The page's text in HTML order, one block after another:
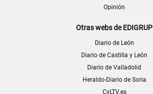
Opinión
Otras webs de EDIGRUP
Diario de León
Diario de Castilla y León
Diario de Valladolid
Heraldo-Diario de Soria
CyLTV.es